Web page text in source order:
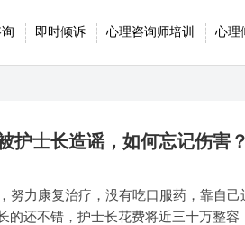
即时倾诉 心理咨询师培训 心理
护士长造谣，如何忘记伤害？
努力康复治疗，没有吃口服药，靠自
的还不错，护士长花费将近三十万整